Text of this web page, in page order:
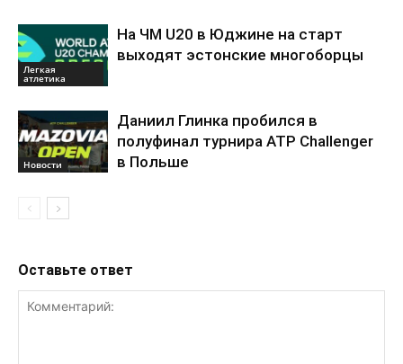
Легкая
атлетика
На ЧМ U20 в Юджине на старт
выходят эстонские многоборцы
Новости
Даниил Глинка пробился в
полуфинал турнира ATP Challenger
в Польше
Оставьте ответ